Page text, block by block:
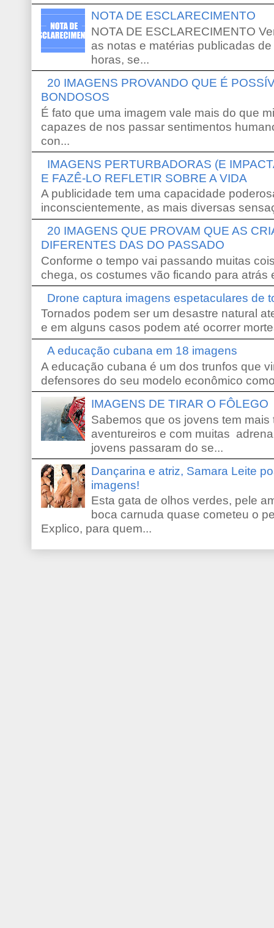
NOTA DE ESCLARECIMENTO
NOTA DE ESCLARECIMENTO
as notas e matérias publicadas
horas, se...
20 IMAGENS PROVANDO QUE É
BONDOSOS
É fato que uma imagem vale mais do que
capazes de nos passar sentimentos
con...
IMAGENS PERTURBADORAS (E
E FAZÊ-LO REFLETIR SOBRE A VIDA
A publicidade tem uma capacidade
inconscientemente, as mais diversas
20 IMAGENS QUE PROVAM QUE AS
DIFERENTES DAS DO PASSADO
Conforme o tempo vai passando muitas
chega, os costumes vão ficando para atrás
Drone captura imagens espetaculares de
Tornados podem ser um desastre natural
e em alguns casos podem até ocorrer
A educação cubana em 18 imagens
A educação cubana é um dos trunfos que
defensores do seu modelo econômico
IMAGENS DE TIRAR O FÔLEGO
Sabemos que os jovens tem
aventureiros e com muitas
jovens passaram do se...
Dançarina e atriz, Samara Leite
imagens!
Esta gata de olhos verdes, pele
boca carnuda quase cometeu o
Explico, para quem...